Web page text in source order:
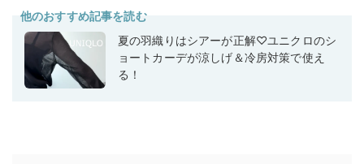
他のおすすめ記事を読む
夏の羽織りはシアーが正解♡ユニクロのシ
ョートカーデが涼しげ＆冷房対策で使え
る！